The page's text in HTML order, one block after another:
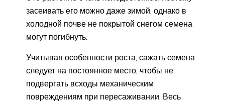
засеивать его можно даже зимой, однако в
холодной почве не покрытой снегом семена
могут погибнуть.
Учитывая особенности роста, сажать семена
следует на постоянное место, чтобы не
подвергать всходы механическим
повреждениям при пересаживании. Весь